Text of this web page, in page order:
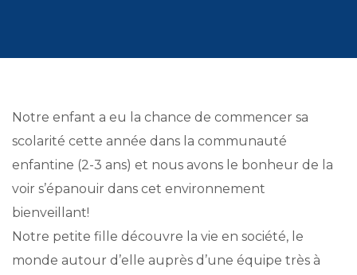
Notre enfant a eu la chance de commencer sa
scolarité cette année dans la communauté
enfantine (2-3 ans) et nous avons le bonheur de la
voir s’épanouir dans cet environnement
bienveillant!
Notre petite fille découvre la vie en société, le
monde autour d’elle auprès d’une équipe très à